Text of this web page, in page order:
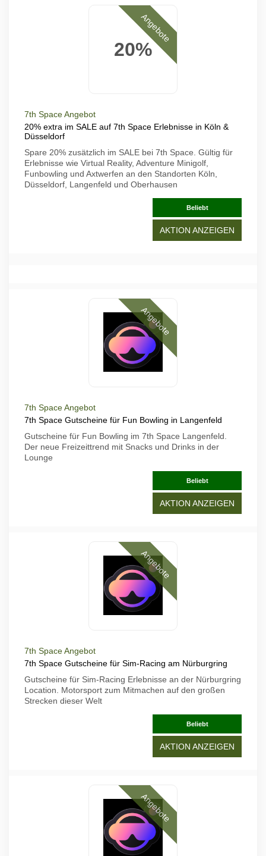
20%
Angebote
7th Space Angebot
20% extra im SALE auf 7th Space Erlebnisse in Köln &
Düsseldorf
Spare 20% zusätzlich im SALE bei 7th Space. Gültig für
Erlebnisse wie Virtual Reality, Adventure Minigolf,
Funbowling und Axtwerfen an den Standorten Köln,
Düsseldorf, Langenfeld und Oberhausen
Beliebt
AKTION ANZEIGEN
Angebote
7th Space Angebot
7th Space Gutscheine für Fun Bowling in Langenfeld
Gutscheine für Fun Bowling im 7th Space Langenfeld.
Der neue Freizeittrend mit Snacks und Drinks in der
Lounge
Beliebt
AKTION ANZEIGEN
Angebote
7th Space Angebot
7th Space Gutscheine für Sim-Racing am Nürburgring
Gutscheine für Sim-Racing Erlebnisse an der Nürburgring
Location. Motorsport zum Mitmachen auf den großen
Strecken dieser Welt
Beliebt
AKTION ANZEIGEN
Angebote